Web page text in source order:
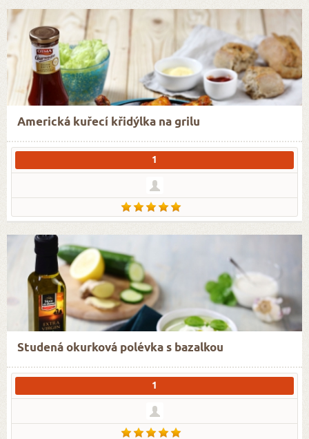
Americká kuřecí křidýlka na grilu
1
Studená okurková polévka s bazalkou
1